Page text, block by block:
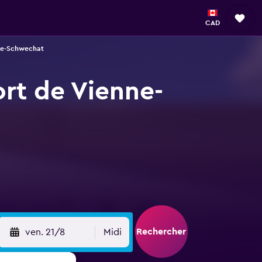
CAD
Schwechat
de Vienne-
ven. 21/8 Midi Rechercher